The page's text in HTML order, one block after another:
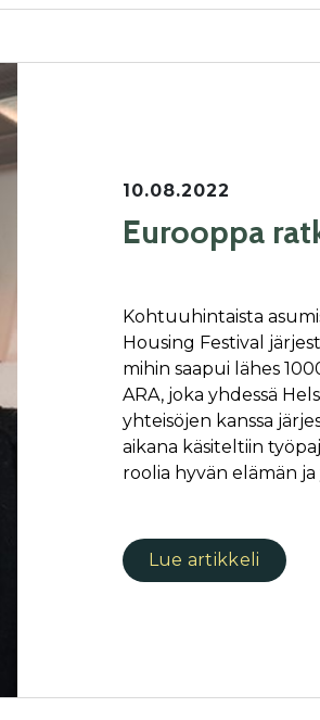
10.08.2022
Eurooppa
Kohtuuhintaista
Housing Festival
mihin saapui lähes
ARA, joka yhdessä
yhteisöjen kanssa
aikana käsiteltiin
roolia hyvän elämän ja
Lue artikkeli